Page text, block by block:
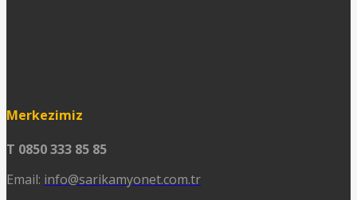
Merkezimiz
T 0850 333 85 85
Email: info@sarikamyonet.com.tr